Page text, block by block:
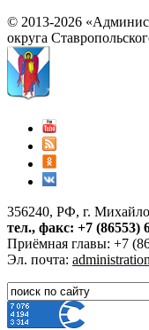
© 2013-2026
округа
356240, РФ, г.
тел., факс: +7 (86553)
Приёмная главы: +7
Эл. почта: